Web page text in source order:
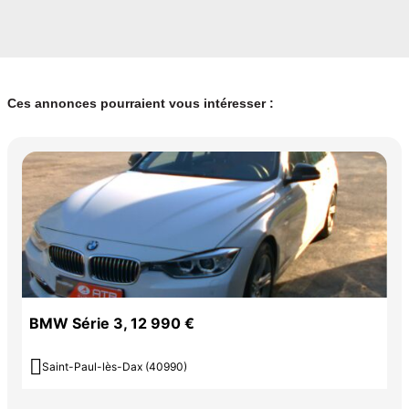
Ces annonces pourraient vous intéresser :
BMW Série 3, 12 990 €
 Saint-Paul-lès-Dax (40990)